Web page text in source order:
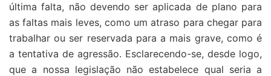
última falta, não devendo ser aplicada de plano para
as faltas mais leves, como um atraso para chegar para
trabalhar ou ser reservada para a mais grave, como é
a tentativa de agressão. Esclarecendo-se, desde logo,
que a nossa legislação não estabelece qual seria a